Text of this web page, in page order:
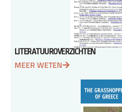
LITERATUUROVERZICHTEN
MEER WETEN